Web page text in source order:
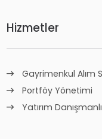
Hizmetler
Gayrimenkul Alım
Portföy Yönetimi
Yatırım